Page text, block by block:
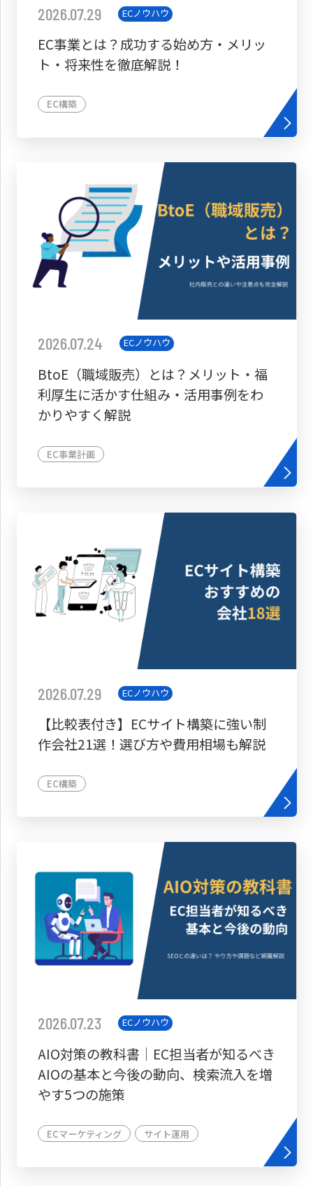
2026.07.29 ECノウハウ
EC事業とは？成功する始め方・メリッ
ト・将来性を徹底解説！
EC構築
2026.07.24 ECノウハウ
BtoE（職域販売）とは？メリット・福
利厚生に活かす仕組み・活用事例をわ
かりやすく解説
EC事業計画
2026.07.29 ECノウハウ
【比較表付き】ECサイト構築に強い制
作会社21選！選び方や費用相場も解説
EC構築
2026.07.23 ECノウハウ
AIO対策の教科書│EC担当者が知るべき
AIOの基本と今後の動向、検索流入を増
やす5つの施策
ECマーケティング サイト運用